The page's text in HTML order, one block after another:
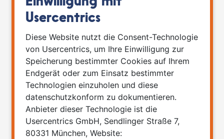
Usercentrics
Diese Website nutzt die Consent-Technologie
von Usercentrics, um Ihre Einwilligung zur
Speicherung bestimmter Cookies auf Ihrem
Endgerät oder zum Einsatz bestimmter
Technologien einzuholen und diese
datenschutzkonform zu dokumentieren.
Anbieter dieser Technologie ist die
Usercentrics GmbH, Sendlinger Straße 7,
80331 München, Website: